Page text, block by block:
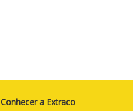
Conhecer a Extraco